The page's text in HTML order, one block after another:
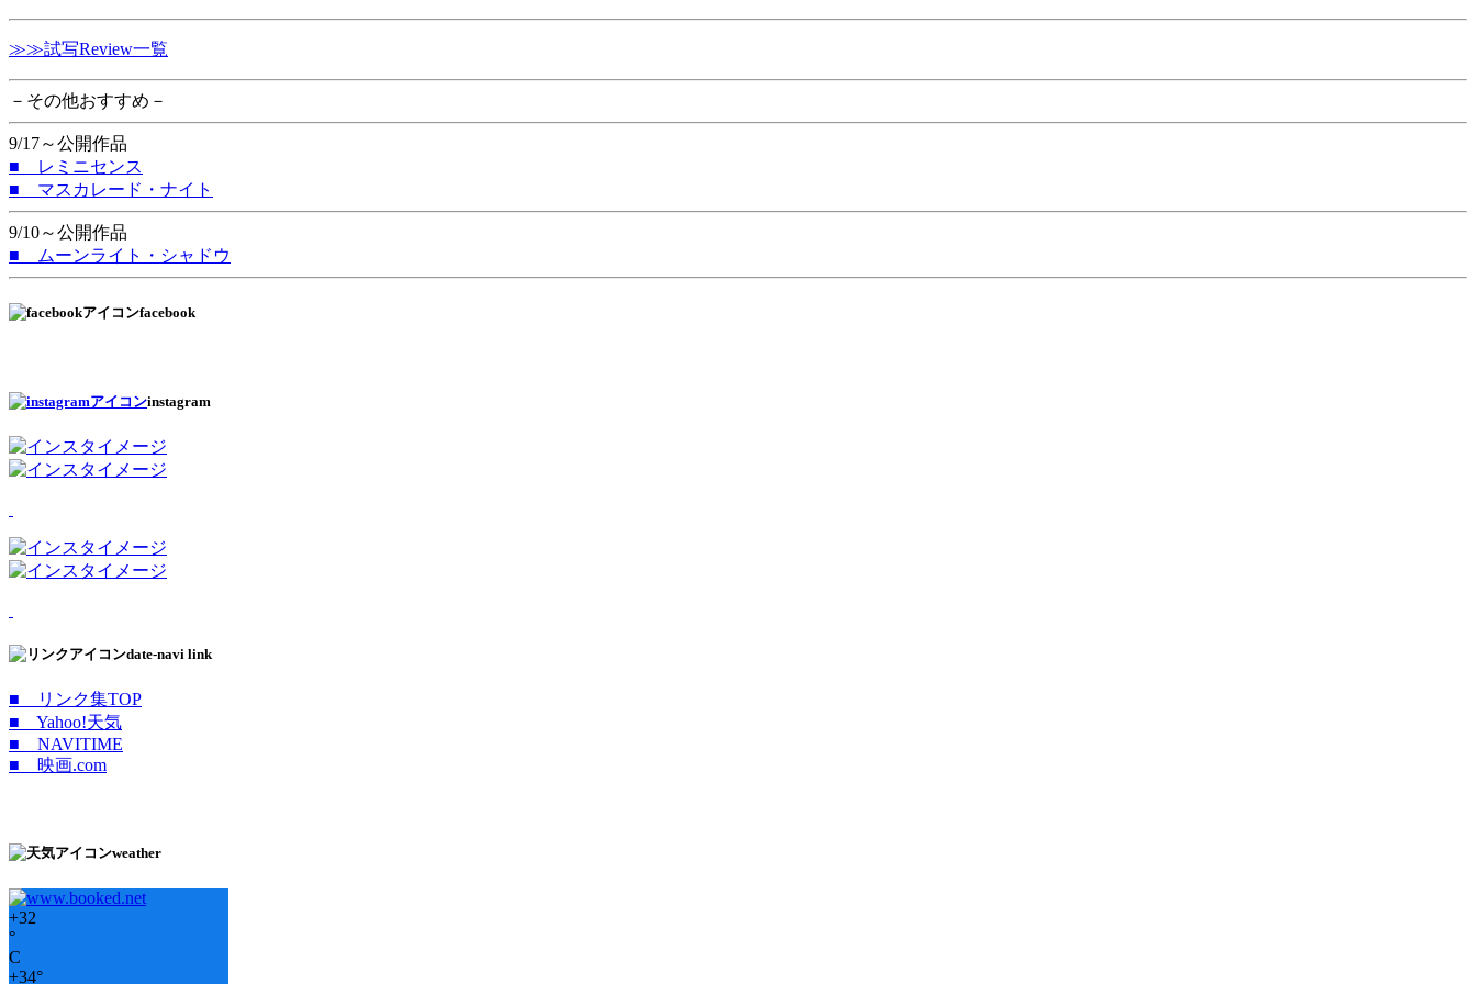
≫≫試写Review一覧
－その他おすすめ－
9/17～公開作品
■ レミニセンス
■ マスカレード・ナイト
9/10～公開作品
■ ムーンライト・シャドウ
facebook
instagram
date-navi link
■ リンク集TOP
■ Yahoo!天気
■ NAVITIME
■ 映画.com
weather
+32
°
C
+34°